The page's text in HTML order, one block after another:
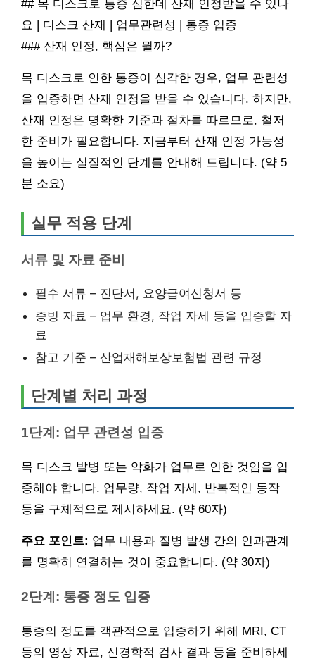
## 목 디스크로 통증 심한데 산재 인정받을 수 있나
요 | 디스크 산재 | 업무관련성 | 통증 입증
### 산재 인정, 핵심은 뭘까?
목 디스크로 인한 통증이 심각한 경우, 업무 관련성
을 입증하면 산재 인정을 받을 수 있습니다. 하지만,
산재 인정은 명확한 기준과 절차를 따르므로, 철저
한 준비가 필요합니다. 지금부터 산재 인정 가능성
을 높이는 실질적인 단계를 안내해 드립니다. (약 5
분 소요)
실무 적용 단계
서류 및 자료 준비
필수 서류 – 진단서, 요양급여신청서 등
증빙 자료 – 업무 환경, 작업 자세 등을 입증할 자
료
참고 기준 – 산업재해보상보험법 관련 규정
단계별 처리 과정
1단계: 업무 관련성 입증
목 디스크 발병 또는 악화가 업무로 인한 것임을 입
증해야 합니다. 업무량, 작업 자세, 반복적인 동작
등을 구체적으로 제시하세요. (약 60자)
주요 포인트: 업무 내용과 질병 발생 간의 인과관계
를 명확히 연결하는 것이 중요합니다. (약 30자)
2단계: 통증 정도 입증
통증의 정도를 객관적으로 입증하기 위해 MRI, CT
등의 영상 자료, 신경학적 검사 결과 등을 준비하세